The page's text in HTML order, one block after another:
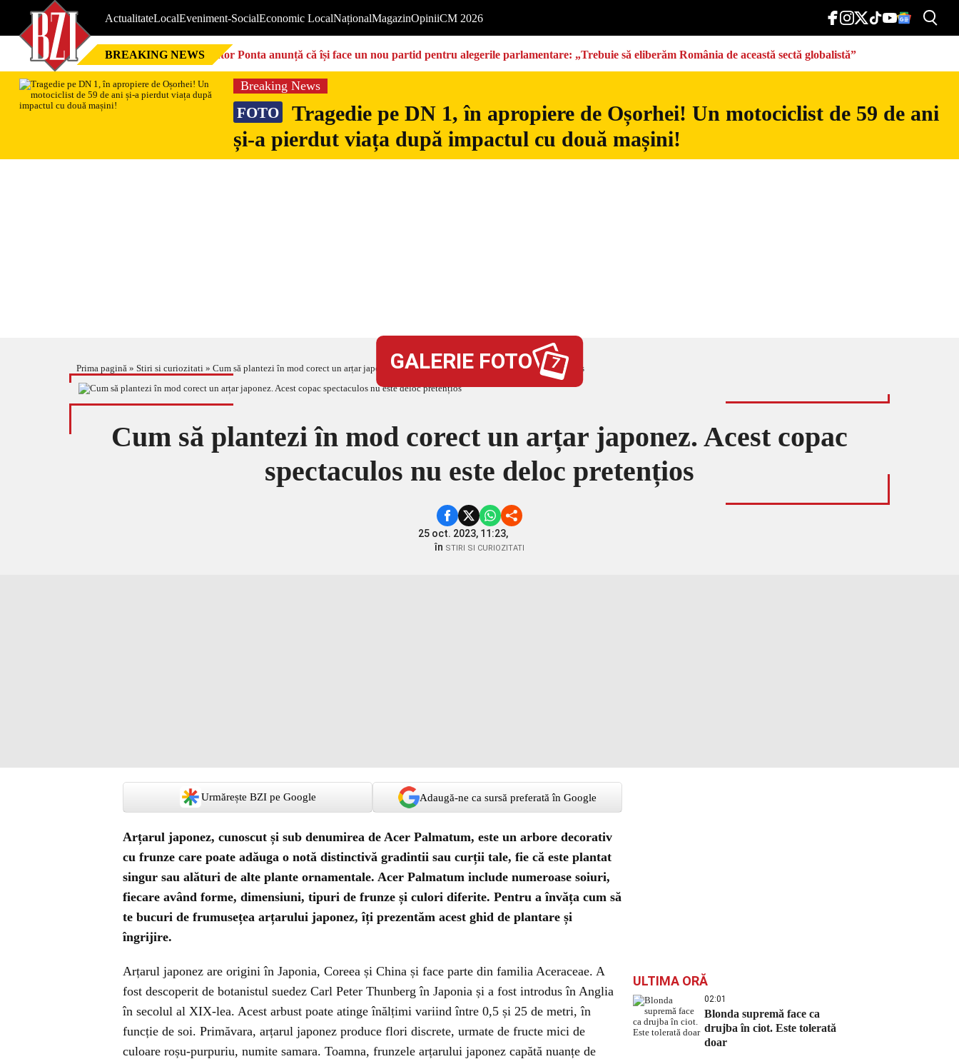
ActualitateLocalEveniment-SocialEconomic LocalNaționalMagazinOpiniiCM 2026
BREAKING NEWS Victor Ponta anunță că își face un nou partid pentru alegerile parlamentare: „Trebuie să eliberăm România de această sectă globalistă”
Breaking News
FOTO
Tragedie pe DN 1, în apropiere de Oșorhei! Un motociclist de 59 de ani
și-a pierdut viața după impactul cu două mașini!
Prima pagină » Stiri si curiozitati » Cum să plantezi în mod corect un arțar japonez. Acest copac spectaculos nu este deloc pretențios
GALERIE FOTO 7
Cum să plantezi în mod corect un arțar japonez. Acest copac
spectaculos nu este deloc pretențios
25 oct. 2023, 11:23,
în STIRI SI CURIOZITATI
Urmărește BZI pe Google Adaugă-ne ca sursă preferată în Google
Arțarul japonez, cunoscut și sub denumirea de Acer Palmatum, este un arbore decorativ
cu frunze care poate adăuga o notă distinctivă gradintii sau curții tale, fie că este plantat
singur sau alături de alte plante ornamentale. Acer Palmatum include numeroase soiuri,
fiecare având forme, dimensiuni, tipuri de frunze și culori diferite. Pentru a învăța cum să
te bucuri de frumusețea arțarului japonez, îți prezentăm acest ghid de plantare și
îngrijire.
Arțarul japonez are origini în Japonia, Coreea și China și face parte din familia Aceraceae. A
fost descoperit de botanistul suedez Carl Peter Thunberg în Japonia și a fost introdus în Anglia
în secolul al XIX-lea. Acest arbust poate atinge înălțimi variind între 0,5 și 25 de metri, în
funcție de soi. Primăvara, arțarul japonez produce flori discrete, urmate de fructe mici de
culoare roșu-purpuriu, numite samara. Toamna, frunzele arțarului japonez capătă nuanțe de
ULTIMA ORĂ
02:01
Blonda supremă face ca
drujba în ciot. Este tolerată
doar